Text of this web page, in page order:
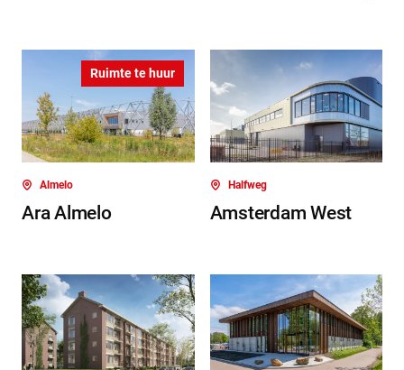
Ruimte te huur
Almelo
Ara Almelo
Halfweg
Amsterdam West